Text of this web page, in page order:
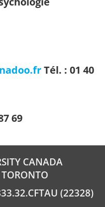
Tél. : 01 40
69
CANADA
(22328)